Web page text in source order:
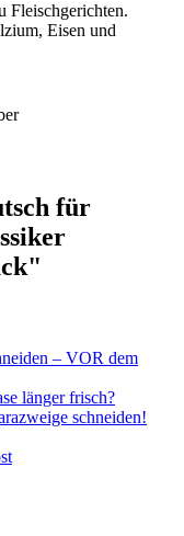
Fleischgerichten.
Eisen und
für
– VOR dem
länger frisch?
schneiden!